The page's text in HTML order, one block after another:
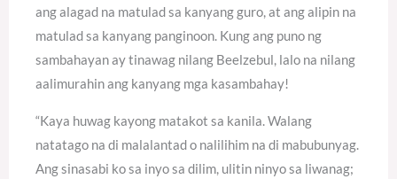
ang alagad na matulad sa kanyang guro, at ang alipin na
matulad sa kanyang panginoon. Kung ang puno ng
sambahayan ay tinawag nilang Beelzebul, lalo na nilang
aalimurahin ang kanyang mga kasambahay!
“Kaya huwag kayong matakot sa kanila. Walang
natatago na di malalantad o nalilihim na di mabubunyag.
Ang sinasabi ko sa inyo sa dilim, ulitin ninyo sa liwanag;